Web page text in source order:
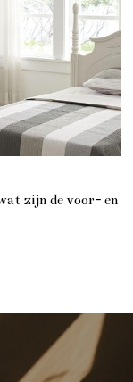
zijn de voor- en